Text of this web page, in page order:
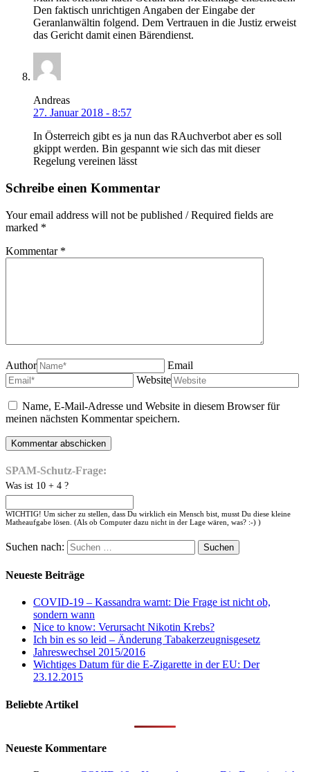
Den faktisch unrichtigen Angaben der Eingabe der
Geranlanwältin folgend. Dem Vertrauen in die Justiz erweist
das Gericht damit einen Bärendienst.
Andreas
27. Januar 2018 - 8:57
In Österreich gibt es ja nun das RAuchverbot aber es soll
gkippt werden. Bin gespannt wie sich das mit dieser
Regelung vereinen lässt
Schreibe einen Kommentar
Your email address will not be published / Required fields are
marked *
Kommentar *
Author
Email
Website
Name, E-Mail-Adresse und Website in diesem Browser für
meinen nächsten Kommentar speichern.
SPAM-Schutz-Frage:
Was ist 10 + 4 ?
WICHTIG! Um sicher zu stellen, dass Du wirklich ein Mensch bist, musst Du diese kleine
Matheaufgabe lösen. (Als ob Computer dazu nicht in der Lage wären, was? :-) )
Suchen nach:
Neueste Beiträge
COVID-19 – Kassandra warnt: Die Frage ist nicht ob,
sondern wann
Nice to know: Verursacht Nikotin Krebs?
Ich bin es so leid – Änderung Tabakerzeugnisgesetz
Jahreswechsel 2015/2016
Wichtiges Datum für die E-Zigarette in der EU: Der
23.12.2015
Beliebte Artikel
Neueste Kommentare